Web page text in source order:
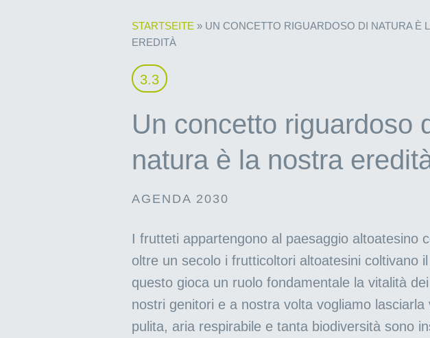
STARTSEITE » UN CONCETTO RIGUARDOSO DI NATURA È
EREDITÀ
3.3
Un concetto riguardoso
natura è la nostra
AGENDA 2030
I frutteti appartengono al paesaggio altoatesino
oltre un secolo i frutticoltori altoatesini coltivano
questo gioca un ruolo fondamentale la vitalità
nostri genitori e a nostra volta vogliamo
pulita, aria respirabile e tanta biodiversità sono